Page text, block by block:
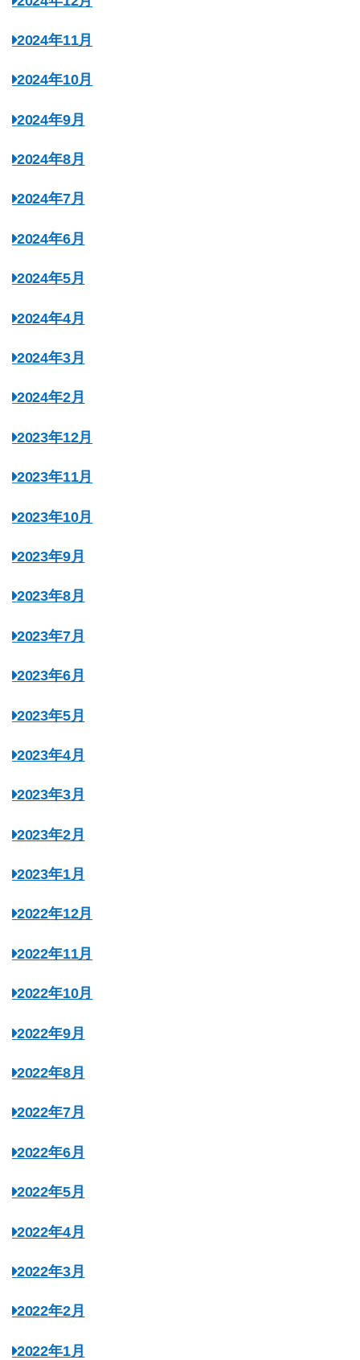
2024年11月
2024年10月
2024年9月
2024年8月
2024年7月
2024年6月
2024年5月
2024年4月
2024年3月
2024年2月
2023年12月
2023年11月
2023年10月
2023年9月
2023年8月
2023年7月
2023年6月
2023年5月
2023年4月
2023年3月
2023年2月
2023年1月
2022年12月
2022年11月
2022年10月
2022年9月
2022年8月
2022年7月
2022年6月
2022年5月
2022年4月
2022年3月
2022年2月
2022年1月